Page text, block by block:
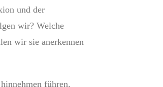
und der
wir? Welche
wir sie anerkennen
führen.